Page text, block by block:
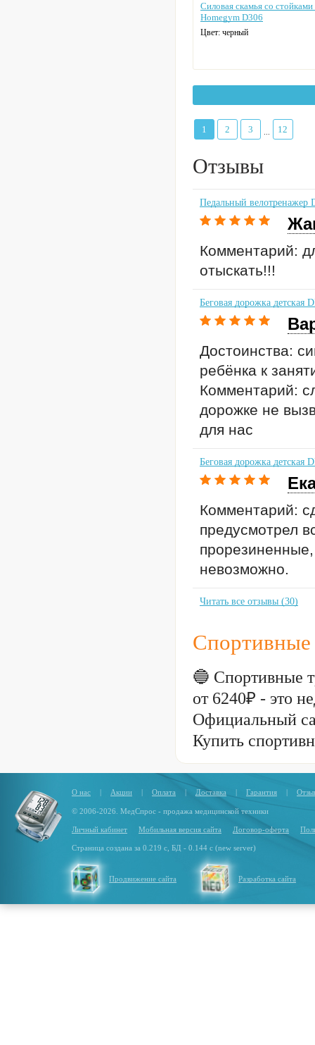
Силовая скамья со
Homegym D306
Цвет: черный
1 2 3 12
Отзывы
Педальный велотренажер
Комментарий:
отыскать!!!
Беговая дорожка детская
Достоинства:
ребёнка к
Комментарий:
дорожке не
для нас
Беговая дорожка детская
Комментарий:
предусмотрел
прорезиненные,
невозможно.
Читать все отзывы (30)
🔵 Спортивные
от 6240₽ - это
Официальный
Купить
О нас | Акции | Оплата | Доставка | Гарантия |
© 2006-2026. МедСпрос - продажа медицинской техники
Личный кабинет Мобильная версия сайта Договор-оферта
Страница создана за 0.219 с, БД - 0.144 с (new server)
Продвижение сайта Разработка сайта